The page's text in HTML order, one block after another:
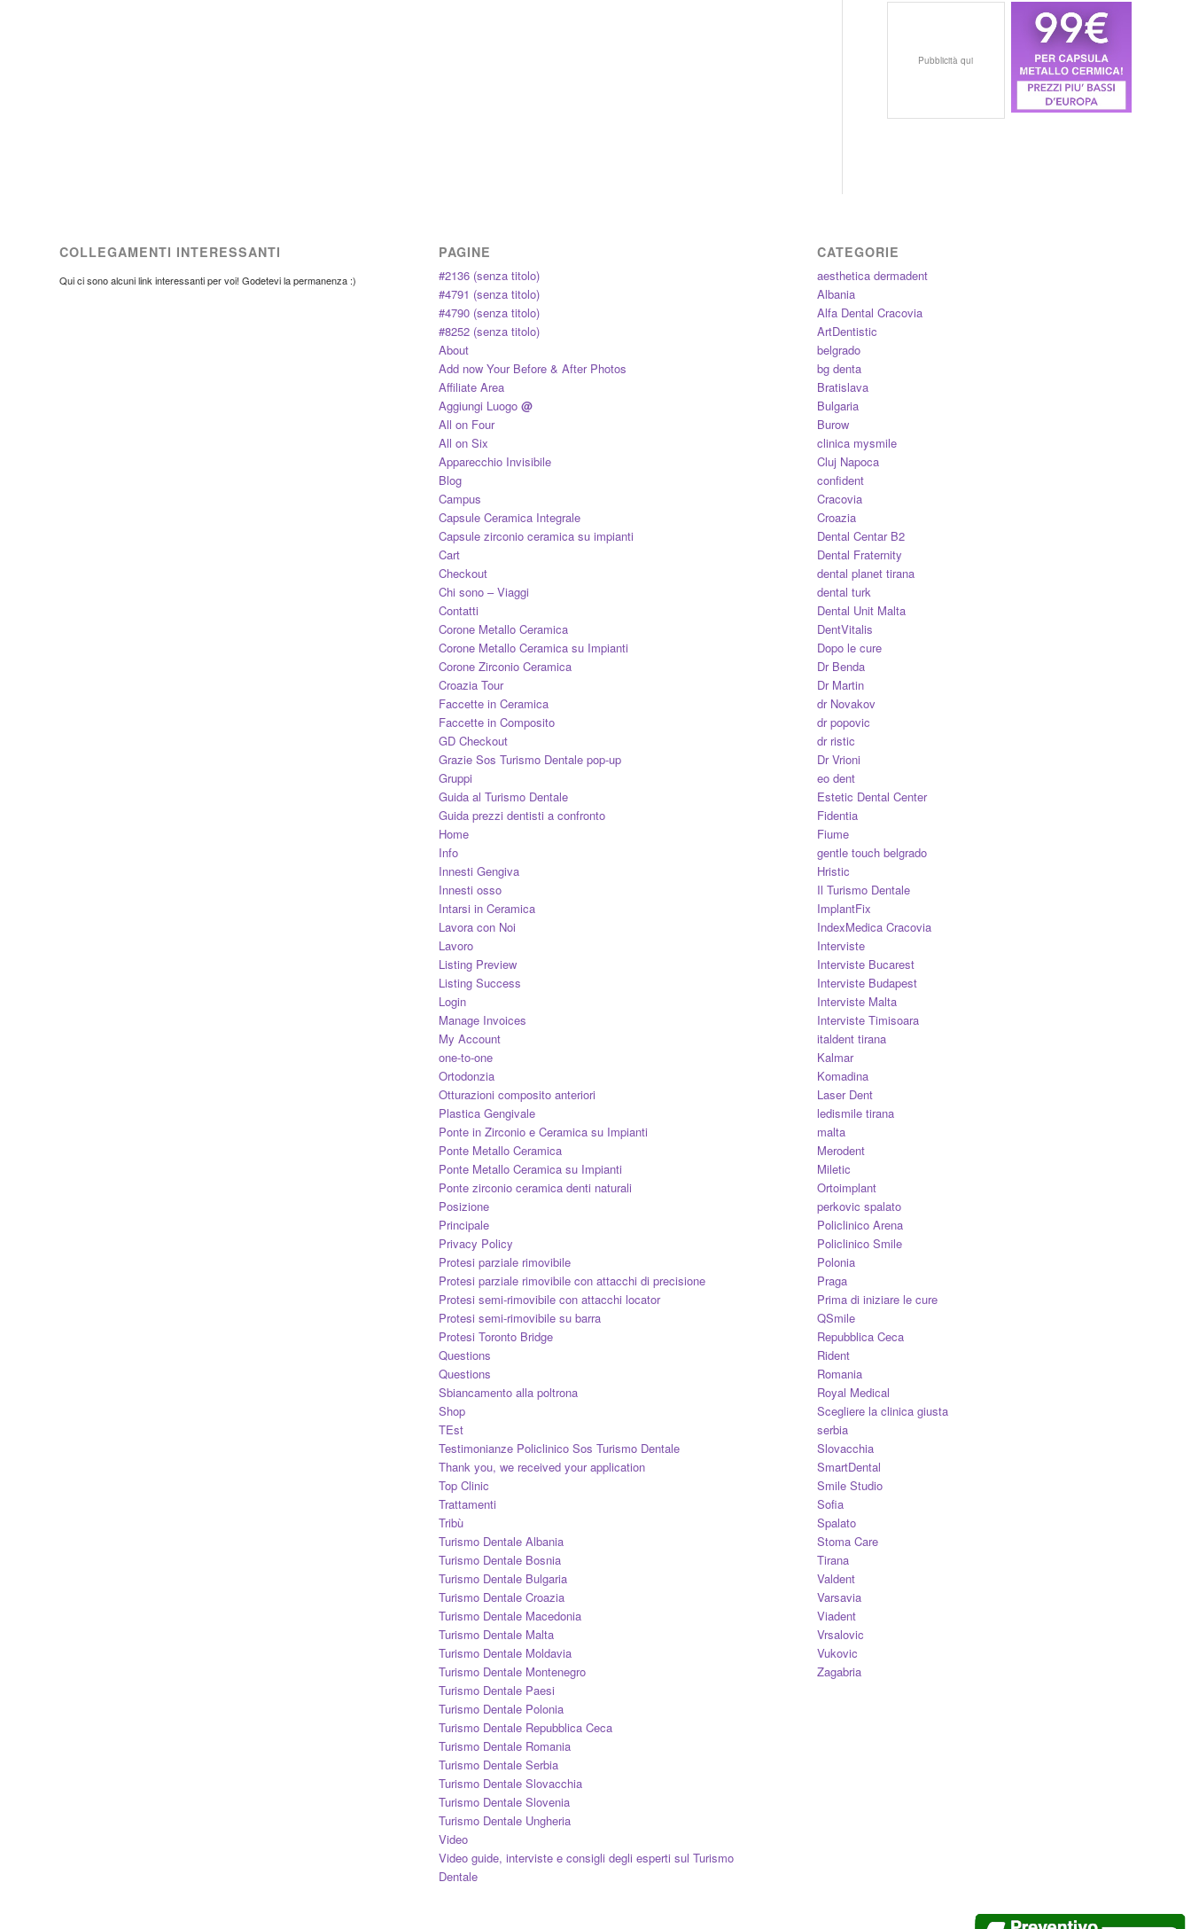
Pubblicità qui
COLLEGAMENTI INTERESSANTI
Qui ci sono alcuni link interessanti per voi! Godetevi la permanenza :)
PAGINE
#2136 (senza titolo)
#4791 (senza titolo)
#4790 (senza titolo)
#8252 (senza titolo)
About
Add now Your Before & After Photos
Affiliate Area
Aggiungi Luogo @
All on Four
All on Six
Apparecchio Invisibile
Blog
Campus
Capsule Ceramica Integrale
Capsule zirconio ceramica su impianti
Cart
Checkout
Chi sono – Viaggi
Contatti
Corone Metallo Ceramica
Corone Metallo Ceramica su Impianti
Corone Zirconio Ceramica
Croazia Tour
Faccette in Ceramica
Faccette in Composito
GD Checkout
Grazie Sos Turismo Dentale pop-up
Gruppi
Guida al Turismo Dentale
Guida prezzi dentisti a confronto
Home
Info
Innesti Gengiva
Innesti osso
Intarsi in Ceramica
Lavora con Noi
Lavoro
Listing Preview
Listing Success
Login
Manage Invoices
My Account
one-to-one
Ortodonzia
Otturazioni composito anteriori
Plastica Gengivale
Ponte in Zirconio e Ceramica su Impianti
Ponte Metallo Ceramica
Ponte Metallo Ceramica su Impianti
Ponte zirconio ceramica denti naturali
Posizione
Principale
Privacy Policy
Protesi parziale rimovibile
Protesi parziale rimovibile con attacchi di precisione
Protesi semi-rimovibile con attacchi locator
Protesi semi-rimovibile su barra
Protesi Toronto Bridge
Questions
Questions
Sbiancamento alla poltrona
Shop
TEst
Testimonianze Policlinico Sos Turismo Dentale
Thank you, we received your application
Top Clinic
Trattamenti
Tribù
Turismo Dentale Albania
Turismo Dentale Bosnia
Turismo Dentale Bulgaria
Turismo Dentale Croazia
Turismo Dentale Macedonia
Turismo Dentale Malta
Turismo Dentale Moldavia
Turismo Dentale Montenegro
Turismo Dentale Paesi
Turismo Dentale Polonia
Turismo Dentale Repubblica Ceca
Turismo Dentale Romania
Turismo Dentale Serbia
Turismo Dentale Slovacchia
Turismo Dentale Slovenia
Turismo Dentale Ungheria
Video
Video guide, interviste e consigli degli esperti sul Turismo
Dentale
CATEGORIE
aesthetica dermadent
Albania
Alfa Dental Cracovia
ArtDentistic
belgrado
bg denta
Bratislava
Bulgaria
Burow
clinica mysmile
Cluj Napoca
confident
Cracovia
Croazia
Dental Centar B2
Dental Fraternity
dental planet tirana
dental turk
Dental Unit Malta
DentVitalis
Dopo le cure
Dr Benda
Dr Martin
dr Novakov
dr popovic
dr ristic
Dr Vrioni
eo dent
Estetic Dental Center
Fidentia
Fiume
gentle touch belgrado
Hristic
Il Turismo Dentale
ImplantFix
IndexMedica Cracovia
Interviste
Interviste Bucarest
Interviste Budapest
Interviste Malta
Interviste Timisoara
italdent tirana
Kalmar
Komadina
Laser Dent
ledismile tirana
malta
Merodent
Miletic
Ortoimplant
perkovic spalato
Policlinico Arena
Policlinico Smile
Polonia
Praga
Prima di iniziare le cure
QSmile
Repubblica Ceca
Rident
Romania
Royal Medical
Scegliere la clinica giusta
serbia
Slovacchia
SmartDental
Smile Studio
Sofia
Spalato
Stoma Care
Tirana
Valdent
Varsavia
Viadent
Vrsalovic
Vukovic
Zagabria